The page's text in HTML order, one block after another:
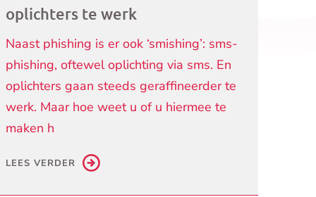
oplichters te werk
Naast phishing is er ook ‘smishing’: sms-
phishing, oftewel oplichting via sms. En
oplichters gaan steeds geraffineerder te
werk. Maar hoe weet u of u hiermee te
maken h
LEES VERDER